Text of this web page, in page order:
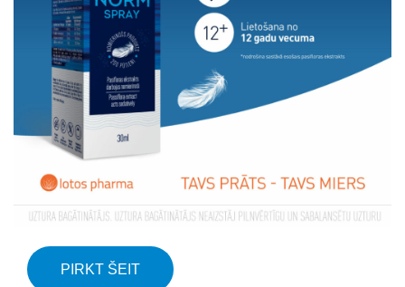
PIRKT ŠEIT